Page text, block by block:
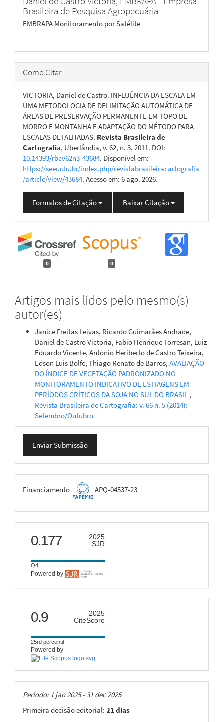
Brasileira de Pesquisa Agropecuária
EMBRAPA Monitoramento por Satélite
Como Citar
VICTORIA, Daniel de Castro. INFLUÊNCIA DA ESCALA EM
UMA METODOLOGIA DE DELIMITAÇÃO AUTOMÁTICA DE
ÁREAS DE PRESERVAÇÃO PERMANENTE EM TOPO DE
MORRO E MONTANHA E ADAPTAÇÃO DO MÉTODO PARA
ESCALAS DETALHADAS. Revista Brasileira de
Cartografia, Uberlândia, v. 62, n. 3, 2011. DOI:
10.14393/rbcv62n3-43684. Disponível em:
https://seer.ufu.br/index.php/revistabrasileiracartografia
/article/view/43684. Acesso em: 6 ago. 2026.
Formatos de Citação Baixar Citação
0 0
Artigos mais lidos pelo mesmo(s)
autor(es)
Janice Freitas Leivas, Ricardo Guimarães Andrade,
Daniel de Castro Victoria, Fabio Henrique Torresan, Luiz
Eduardo Vicente, Antonio Heriberto de Castro Teixeira,
Edson Luis Bolfe, Thiago Renato de Barros, AVALIAÇÃO
DO ÍNDICE DE VEGETAÇÃO PADRONIZADO NO
MONITORAMENTO INDICATIVO DE ESTIAGENS EM
PERÍODOS CRÍTICOS DA SOJA NO SUL DO BRASIL ,
Revista Brasileira de Cartografia: v. 66 n. 5 (2014):
Setembro/Outubro
Enviar
Submissão
Enviar Submissão
FAPEMIG
Financiamento APQ-04537-23
scimago
0.177
2025
SJR
Q4
Powered by
citescore
0.9
2025
CiteScore
25rd percentil
Powered by
Taxas
Período: 1 jan 2025 - 31 dec 2025
Primeira decisão editorial: 21 dias